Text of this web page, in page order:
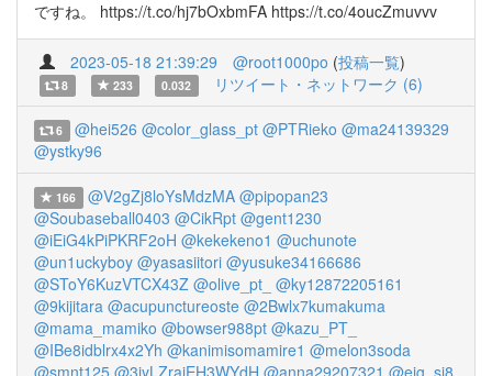
ですね。 https://t.co/hj7bOxbmFA https://t.co/4oucZmuvvv
2023-05-18 21:39:29 @root1000po (投稿一覧)
8 233 0.032 リツイート・ネットワーク (6)
6 @hei526 @color_glass_pt @PTRieko @ma24139329
@ystky96
166 @V2gZj8loYsMdzMA @pipopan23
@Soubaseball0403 @CikRpt @gent1230
@iEiG4kPiPKRF2oH @kekekeno1 @uchunote
@un1uckyboy @yasasiitori @yusuke34166686
@SToY6KuzVTCX43Z @olive_pt_ @ky12872205161
@9kijitara @acupunctureoste @2Bwlx7kumakuma
@mama_mamiko @bowser988pt @kazu_PT_
@IBe8idblrx4x2Yh @kanimisomamire1 @melon3soda
@smnt125 @3iyLZrajEH3WYdH @anna29207321 @eig_si8